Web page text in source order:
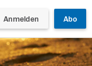
Anmelden Abo